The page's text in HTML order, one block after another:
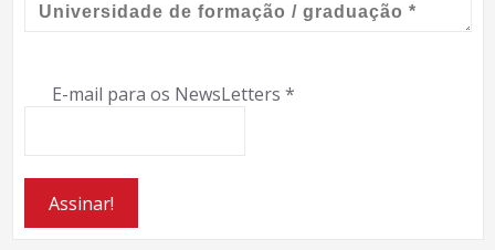
E-mail para os NewsLetters *